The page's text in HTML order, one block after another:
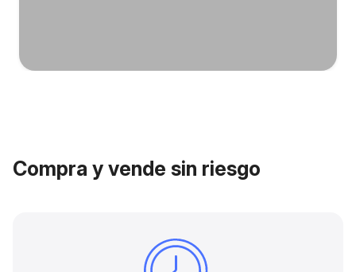
Compra y vende sin riesgo